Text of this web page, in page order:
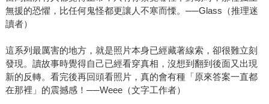
無援的恐懼，比任何鬼怪都更讓人不寒而慄。──Glass（推理迷
讀者）
這系列最厲害的地方，就是照片本身已經藏著線索，卻很難立刻
發現。讀故事時覺得自己已經看穿真相，沒想到翻到後面又出現
新的反轉。看完後再回頭看照片，真的會有種「原來答案一直都
在那裡」的震撼感！──Weee（文字工作者）